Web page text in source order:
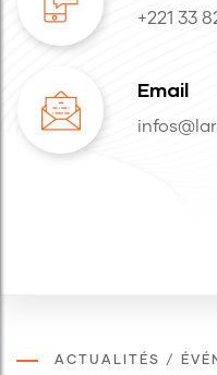
+221 33
Email
ACTUALITÉS /